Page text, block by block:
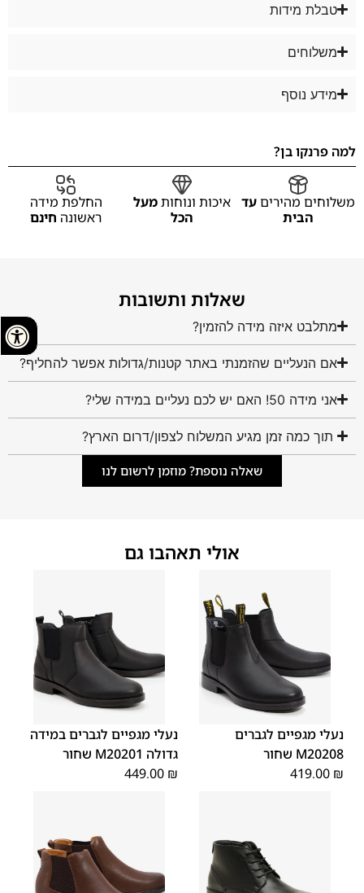
טבלת מידות
משלוחים
מידע נוסף
למה פרנקו בן?
משלוחים מהיריםעד
הבית
איכות ונוחותמעל
הכל
החלפת מידה
ראשונה חינם
שאלות ותשובות
מתלבט איזה מידה להזמין?
אם הנעליים שהזמנתי באתר קטנות/גדולות אפשר להחליף?
אני מידה 50! האם יש לכם נעליים במידה שלי?
תוך כמה זמן מגיע המשלוח לצפון/דרום הארץ?
שאלה נוספת? מוזמן לרשום לנו
אולי תאהבו גם
40
41
42
43
44
נעלי מגפיים לגברים
M20208 שחור
419.00 ₪
נעלי מגפיים לגברים במידה
גדולה M20201 שחור
449.00 ₪